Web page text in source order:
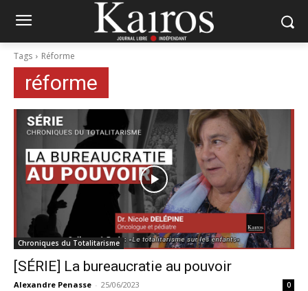
Tags Réforme
réforme
Chroniques du Totalitarisme
[SÉRIE] La bureaucratie au pouvoir
Alexandre Penasse - 25/06/2023 0